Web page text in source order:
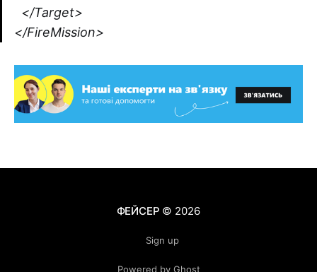
</Target>
</FireMission>
ФЕЙСЕР © 2026
Sign up
Powered by Ghost